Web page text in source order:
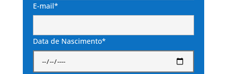
E-mail*
Data de Nascimento*